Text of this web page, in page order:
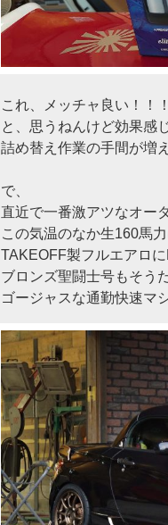
これ、メッチャ良い！！！
と、思うねんけど効果感
詰め替え作業の手間が増
で、
直近で一番激アツなオー
この気温のなか生160馬
TAKEOFF製フルエアロ
ブロンズ聖闘士号もそう
ゴージャスな通勤快速マ